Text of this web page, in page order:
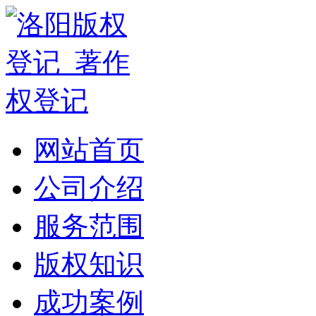
网站首页
公司介绍
服务范围
版权知识
成功案例